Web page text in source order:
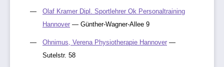
Olaf Kramer Dipl. Sportlehrer Ok Personaltraining
Hannover — Günther-Wagner-Allee 9
Ohnimus, Verena Physiotherapie Hannover —
Sutelstr. 58